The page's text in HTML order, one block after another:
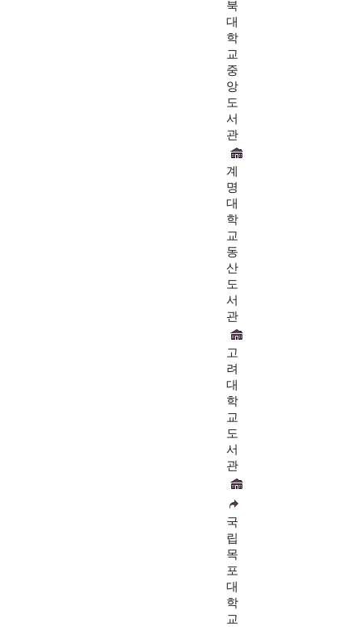
북
대
학
교
중
앙
도
서
관
계
명
대
학
교
동
산
도
서
관
고
려
대
학
교
도
서
관
국
립
목
포
대
학
교